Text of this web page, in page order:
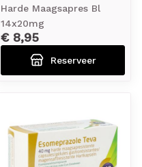
Harde Maagsapres Bl
14x20mg
€ 8,95
Reserveer